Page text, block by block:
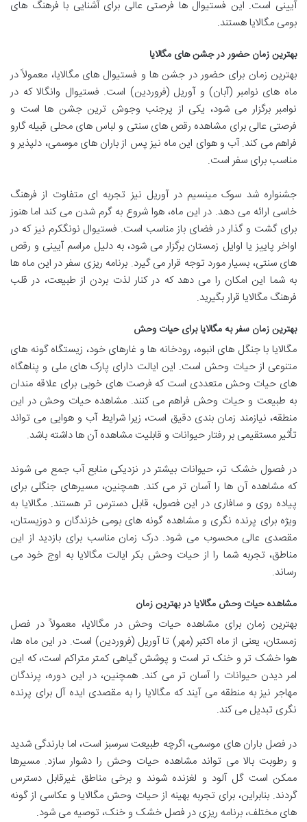
آیینی است. این فستیوال ها فرصتی عالی برای آشنایی با فرهنگ های
بومی مگالایا هستند.
بهترین زمان حضور در جشن های مگالایا
بهترین زمان برای حضور در جشن ها و فستیوال های مگالایا، معمولاً در
ماه های نوامبر (آبان) و آوریل (فروردین) است. فستیوال وانگالا که در
نوامبر برگزار می شود، یکی از پرجنب وجوش ترین جشن ها است و
فرصتی عالی برای مشاهده رقص های سنتی و لباس های محلی قبیله گارو
فراهم می کند. آب و هوای این ماه نیز پس از باران های موسمی، دلپذیر و
مناسب برای سفر است.
جشنواره شد سوک مینسیم در آوریل نیز تجربه ای متفاوت از فرهنگ
خاسی ارائه می دهد. در این ماه، هوا شروع به گرم شدن می کند اما هنوز
برای گشت و گذار در فضای باز مناسب است. فستیوال نونگکرم نیز که در
اواخر پاییز یا اوایل زمستان برگزار می شود، به دلیل مراسم آیینی و رقص
های سنتی، بسیار مورد توجه قرار می گیرد. برنامه ریزی سفر در این ماه ها
به شما این امکان را می دهد که در کنار لذت بردن از طبیعت، در قلب
فرهنگ مگالایا قرار بگیرید.
بهترین زمان سفر به مگالایا برای حیات وحش
مگالایا با جنگل های انبوه، رودخانه ها و غارهای خود، زیستگاه گونه های
متنوعی از حیات وحش است. این ایالت دارای پارک های ملی و پناهگاه
های حیات وحش متعددی است که فرصت های خوبی برای علاقه مندان
به طبیعت و حیات وحش فراهم می کنند. مشاهده حیات وحش در این
منطقه، نیازمند زمان بندی دقیق است، زیرا شرایط آب و هوایی می تواند
تأثیر مستقیمی بر رفتار حیوانات و قابلیت مشاهده آن ها داشته باشد.
در فصول خشک تر، حیوانات بیشتر در نزدیکی منابع آب جمع می شوند
که مشاهده آن ها را آسان تر می کند. همچنین، مسیرهای جنگلی برای
پیاده روی و سافاری در این فصول، قابل دسترس تر هستند. مگالایا به
ویژه برای پرنده نگری و مشاهده گونه های بومی خزندگان و دوزیستان،
مقصدی عالی محسوب می شود. درک زمان مناسب برای بازدید از این
مناطق، تجربه شما را از حیات وحش بکر ایالت مگالایا به اوج خود می
رساند.
مشاهده حیات وحش مگالایا در بهترین زمان
بهترین زمان برای مشاهده حیات وحش در مگالایا، معمولاً در فصل
زمستان، یعنی از ماه اکتبر (مهر) تا آوریل (فروردین) است. در این ماه ها،
هوا خشک تر و خنک تر است و پوشش گیاهی کمتر متراکم است، که این
امر دیدن حیوانات را آسان تر می کند. همچنین، در این دوره، پرندگان
مهاجر نیز به منطقه می آیند که مگالایا را به مقصدی ایده آل برای پرنده
نگری تبدیل می کند.
در فصل باران های موسمی، اگرچه طبیعت سرسبز است، اما بارندگی شدید
و رطوبت بالا می تواند مشاهده حیات وحش را دشوار سازد. مسیرها
ممکن است گل آلود و لغزنده شوند و برخی مناطق غیرقابل دسترس
گردند. بنابراین، برای تجربه بهینه از حیات وحش مگالایا و عکاسی از گونه
های مختلف، برنامه ریزی در فصل خشک و خنک، توصیه می شود.